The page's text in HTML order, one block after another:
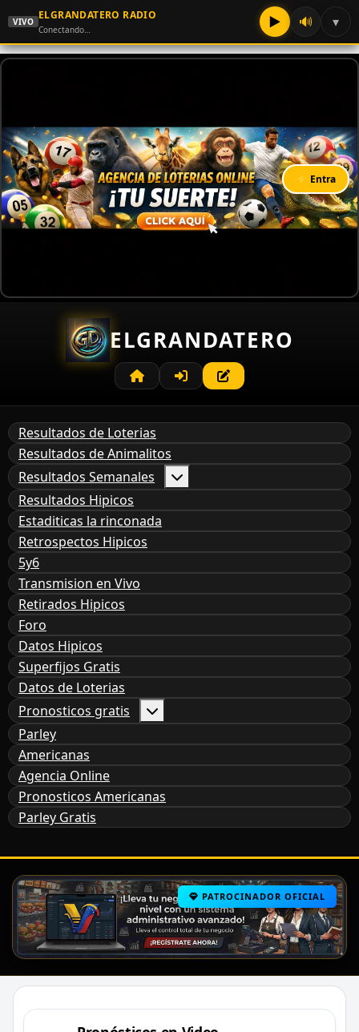
VIVO
ELGRANDATERO RADIO
Conectando… ▶ 🔊 ▾
⚡ Entra
ELGRANDATERO
Resultados de Loterias
Resultados de Animalitos
Resultados Semanales
Resultados Hipicos
Estaditicas la rinconada
Retrospectos Hipicos
5y6
Transmision en Vivo
Retirados Hipicos
Foro
Datos Hipicos
Superfijos Gratis
Datos de Loterias
Pronosticos gratis
Parley
Americanas
Agencia Online
Pronosticos Americanas
Parley Gratis
PATROCINADOR OFICIAL